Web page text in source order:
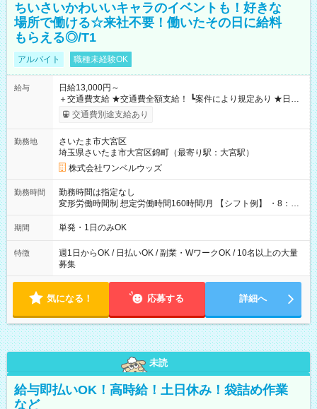
ちいさいかわいいキャラのイベントも！好きな
場所で働ける☆来社不要！働いたその日に給料
もらえる◎/T1
アルバイト 職種未経験OK
給与
日給13,000円～
＋交通費支給 ★交通費全額支給！ ┗案件により規定あり ★日払
いOK！（規定あり） ┗働いたその日に現金GET♪ お仕事後はコ
ンビニATMから 日払い分を引き落とせます！ 【試用期間】試
交通費別途支給あり
勤務地
さいたま市大宮区
埼玉県さいたま市大宮区錦町（最寄り駅：大宮駅）
株式会社ワンベルウッズ
勤務時間
勤務時間は指定なし
変形労働時間制 想定労働時間160時間/月 【シフト例】 ・8：00
～21：00
期間 単発・1日のみOK
特徴
週1日からOK / 日払いOK / 副業・WワークOK / 10名以上の大量
募集
気になる！ 応募する 詳細へ
未読
給与即払いOK！高時給！土日休み！袋詰め作業
など